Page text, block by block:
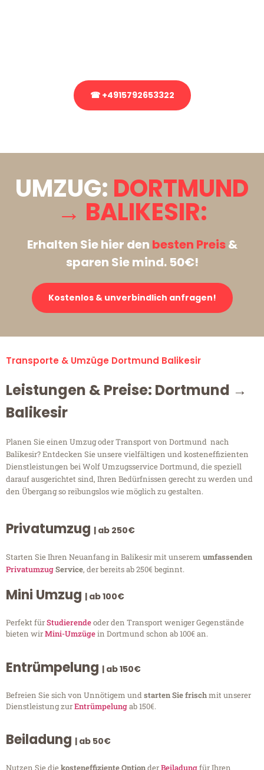
☎ +4915792653322
UMZUG: DORTMUND
→ BALIKESIR:
Erhalten Sie hier den besten Preis&
sparen Sie mind. 50€!
Kostenlos & unverbindlich anfragen!
Transporte & Umzüge Dortmund Balikesir
Leistungen & Preise: Dortmund →
Balikesir
Planen Sie einen Umzug oder Transport von Dortmund nach
Balikesir? Entdecken Sie unsere vielfältigen und kosteneffizienten
Dienstleistungen bei Wolf Umzugsservice Dortmund, die speziell
darauf ausgerichtet sind, Ihren Bedürfnissen gerecht zu werden und
den Übergang so reibungslos wie möglich zu gestalten.
Privatumzug | ab 250€
Starten Sie Ihren Neuanfang in Balikesir mit unserem umfassenden
PrivatumzugService, der bereits ab 250€ beginnt.
Mini Umzug | ab 100€
Perfekt fürStudierendeoder den Transport weniger Gegenstände
bieten wirMini-Umzügein Dortmund schon ab 100€ an.
Entrümpelung | ab 150€
Befreien Sie sich von Unnötigem undstarten Sie frischmit unserer
Dienstleistung zurEntrümpelungab 150€.
Beiladung | ab 50€
Nutzen Sie diekosteneffiziente OptionderBeiladungfür Ihren